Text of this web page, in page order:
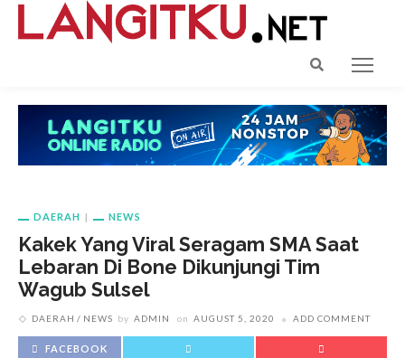
DAERAH NEWS
Kakek Yang Viral Seragam SMA Saat
Lebaran Di Bone Dikunjungi Tim
Wagub Sulsel
DAERAH NEWS by ADMIN on AUGUST 5, 2020 ADD COMMENT
FACEBOOK